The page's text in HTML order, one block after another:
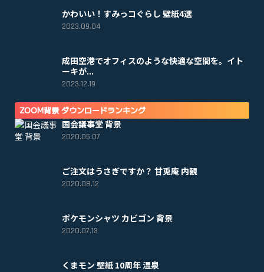
かわいい！すみっコぐらし 壁紙4選
2023.09.04
成田空港でオフィスのような快適な空間を。イト
ーキが...
2023.12.19
ZOOM背景 ダウンロードランキング
国会議事堂 背景
2020.05.07
ご注文はうさぎですか？ 甘兎庵 内観
2020.08.12
ポケモンシャツ カビゴン 背景
2020.07.13
くまモン 壁紙 10周年 温泉